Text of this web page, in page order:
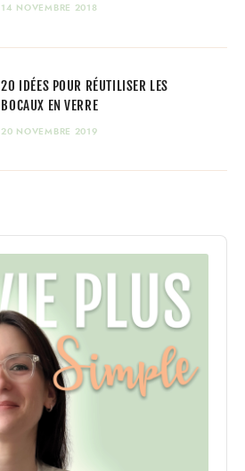
14 NOVEMBRE 2018
20 IDÉES POUR RÉUTILISER LES
BOCAUX EN VERRE
20 NOVEMBRE 2019